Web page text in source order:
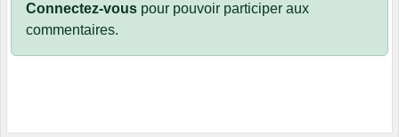
Connectez-vous pour pouvoir participer aux
commentaires.